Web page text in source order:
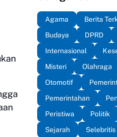
Agama Berita
Budaya
DPRD
Internasional
Misteri
Olahraga
Otomotif
Pemerintahan
Peristiwa
Politik
Sejarah
Selebritis